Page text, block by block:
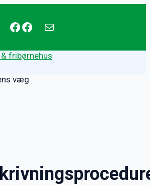
Facebook
Facebookmail@klim-friskole.dk